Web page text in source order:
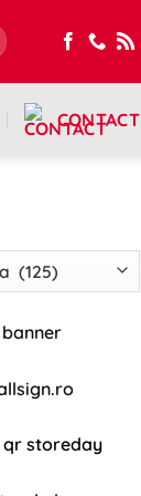
CONTACT